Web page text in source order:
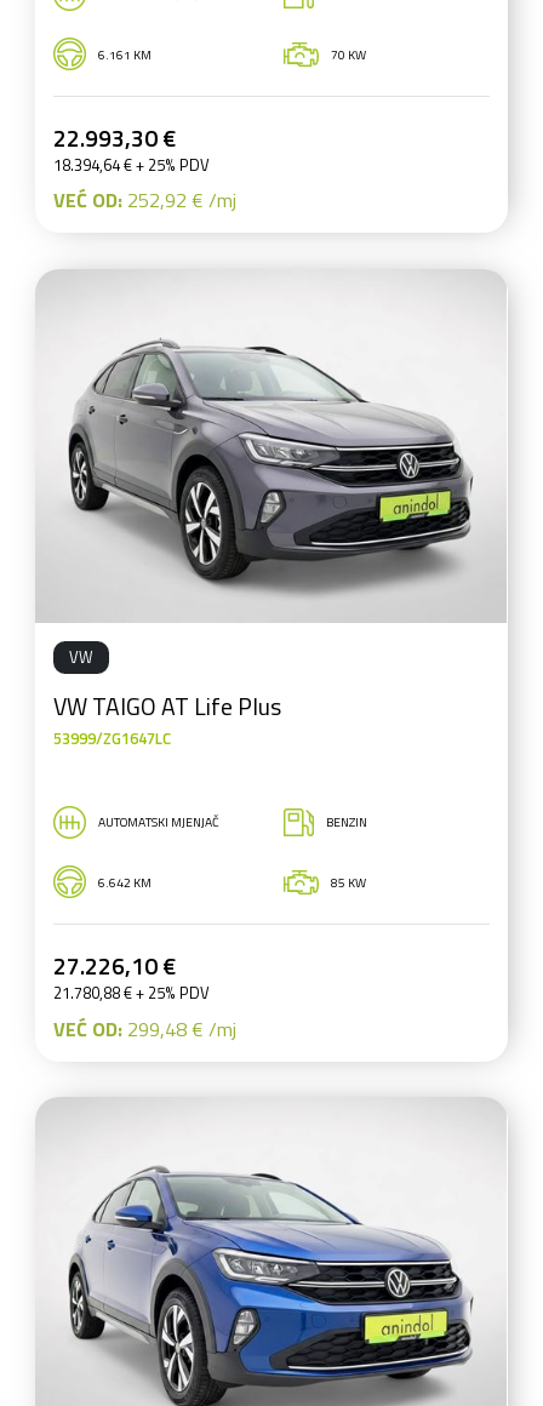
6.161 KM 70 KW
22.993,30 €
18.394,64 € + 25% PDV
VEĆ OD: 252,92 € /mj
VW
VW TAIGO AT Life Plus
53999/ZG1647LC
AUTOMATSKI MJENJAČ BENZIN
6.642 KM 85 KW
27.226,10 €
21.780,88 € + 25% PDV
VEĆ OD: 299,48 € /mj